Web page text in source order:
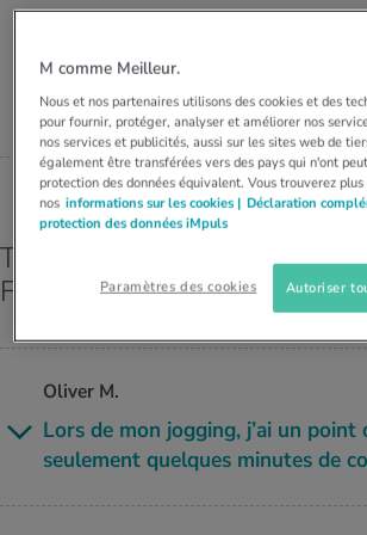
ACTUELS DANS LE DOMAINE ALIMENTATION
Calculateur d’IMC
Calculez votre besoin en calories
ACTUELS DANS LE DOMAINE MOUVEMENT
Calculer la consommation de calories
Course & Jogging
de relaxation
ACTUELS DANS LE DOMAINE RELAXATION
Travail et santé
Détente active
spécialisée
des femmes
ACTUELS DANS LE DOMAINE MÉDECINE
Réduire la tension artérielle
Douleurs nerveuses
ACTUELS DANS LE DOMAINE SERVICE
Tool, test et quiz
Toutes les réponses de Dr.
Ferrara
Oliver M.
Lors de mon jog­ging, j’ai un point
seule­ment quelques minutes de
M comme Meilleur.
Nous et nos partenaires utilisons des cookies et des
pour fournir, protéger, analyser et améliorer nos
nos services et publicités, aussi sur les sites web de
également être transférées vers des pays qui n'ont
protection des données équivalent. Vous trouverez
nos informations sur les cookies | Déclaration
protection des données iMpuls
Paramètres des cookies Autoriser